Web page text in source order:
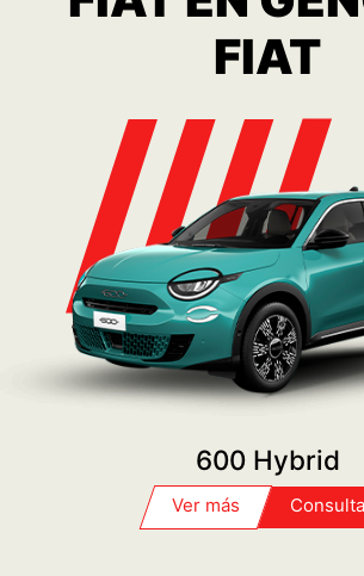
SERVICE